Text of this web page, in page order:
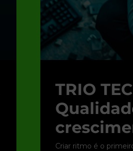
TRIO
Criar ritmo é o